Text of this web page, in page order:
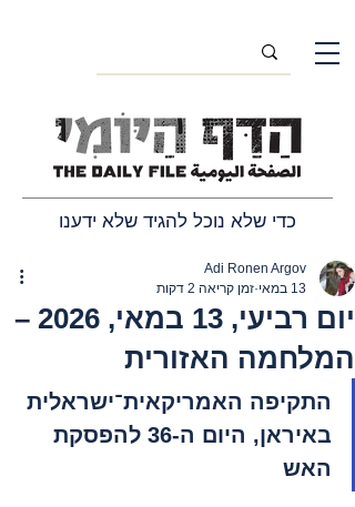
כדי שלא נוכל להגיד שלא ידענו
יום רביעי, 13 במאי, 2026 –
המלחמה האזורית
Adi Ronen Argov
13 במאי
זמן קריאה 2 דקות
התקיפה האמריקאית־ישראלית
באיראן, היום ה-36 להפסקת
האש